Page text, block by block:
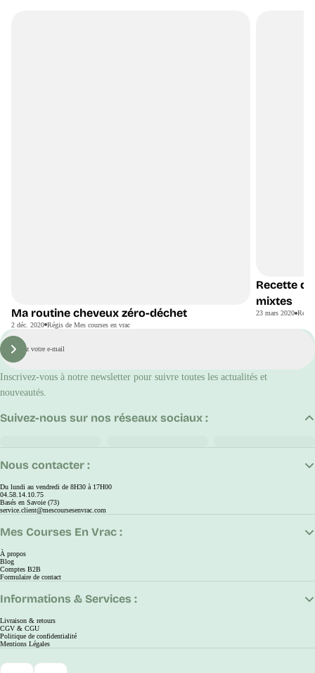
Ma routine cheveux zéro-déchet
2 déc. 2020 Régis de Mes courses en vrac
Recette
mixtes
23 mars 2020 Régis
E-
mail
S'inscrire
Inscrivez-vous à notre newsletter pour suivre toutes les actualités et
nouveautés.
Nous contacter :
Du lundi au vendredi de 8H30 à 17H00
04.58.14.10.75
Basés en Savoie (73)
service.client@mescoursesenvrac.com
Mes Courses En Vrac :
À propos
Blog
Comptes B2B
Formulaire de contact
Informations & Services :
Livraison & retours
CGV & CGU
Politique de confidentialité
Mentions Légales
Suivez-nous sur nos réseaux sociaux :